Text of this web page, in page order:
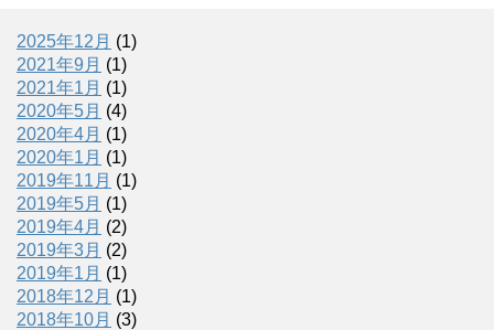
2025年12月 (1)
2021年9月 (1)
2021年1月 (1)
2020年5月 (4)
2020年4月 (1)
2020年1月 (1)
2019年11月 (1)
2019年5月 (1)
2019年4月 (2)
2019年3月 (2)
2019年1月 (1)
2018年12月 (1)
2018年10月 (3)